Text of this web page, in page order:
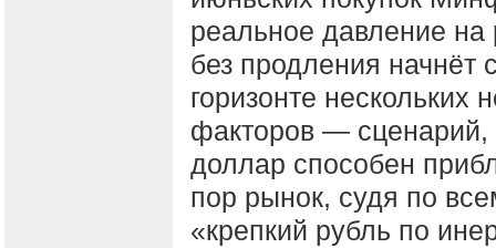
реальное давление на
без продления
горизонте нескольких
факторов — сценарий,
доллар способен
пор рынок, судя по
«крепкий рубль по